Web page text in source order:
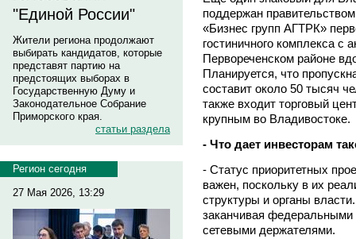
"Единой России"
Жители региона продолжают
выбирать кандидатов, которые
представят партию на
предстоящих выборах в
Государственную Думу и
Законодательное Собрание
Приморского края.
статьи раздела
Регион сегодня
27 Мая 2026, 13:29
поддержан
«Бизнес групп АГТРК»
гостиничного комплекса с
Первореченском районе
Планируется, что
составит около 50 тысяч
также входит торговый
крупным во Владивостоке.
- Что дает инвесторам
- Статус приоритетных
важен, поскольку в их
структуры и органы
заканчивая федеральными
сетевыми держателями.